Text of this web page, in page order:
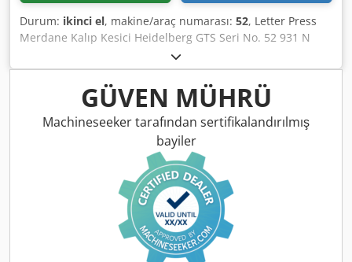
Durum: ikinci el, makine/araç numarası: 52, Letter Press
Merdane Kalıp Kesici Heidelberg GTS Seri No. 52 931 N
Min. boyut: 85 x 102mm Boyut maks.: 340 x 460mm Hız
min. min.: 1.500 sph - maks. 4.000 sph Delme basıncı: 60T
Ağırlık yaklaşık 2250kg Komplett mit Zubehör und
Schließrahmen / Aletler ve aksesuarlar ile komple çerçeve
dahil Skype-Video ile Online-Video-İnspeksiyon
Ziyaretinizden çok memnun oluruz - daha fazla makine
stokta Hemen Kullanılabilir - İncelenebilir Stokta
Emskirchen / Nürnberg - Test edilebilir Dsdpfx Agsun
GÜVEN MÜHRÜ
Machineseeker tarafından sertifikalandırılmış
bayiler